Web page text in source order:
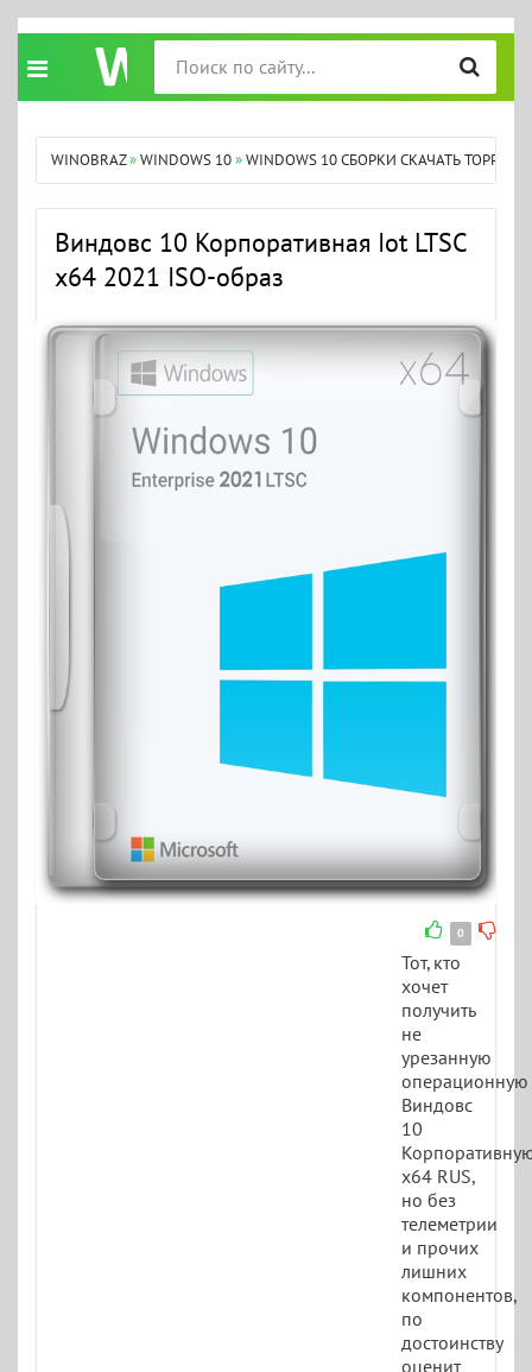
WINOBRAZ»WINDOWS 10»WINDOWS 10 СБОРКИ СКАЧАТЬ ТОРРЕНТ
Виндовс 10 Корпоративная Iot LTSC
x64 2021 ISO-образ
0
Тот, кто
хочет
получить
не
урезанную
операционную
Виндовс
10
x64 RUS,
но без
телеметрии
и прочих
лишних
компонентов,
по
достоинству
оценит